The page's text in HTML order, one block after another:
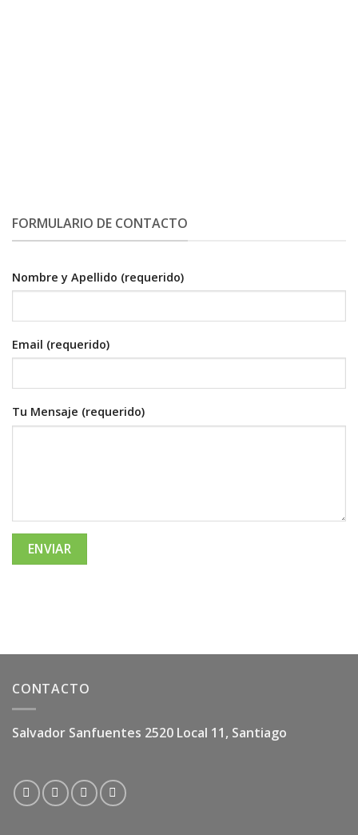
FORMULARIO DE CONTACTO
Nombre y Apellido (requerido)
Email (requerido)
Tu Mensaje (requerido)
CONTACTO
Salvador Sanfuentes 2520 Local 11, Santiago